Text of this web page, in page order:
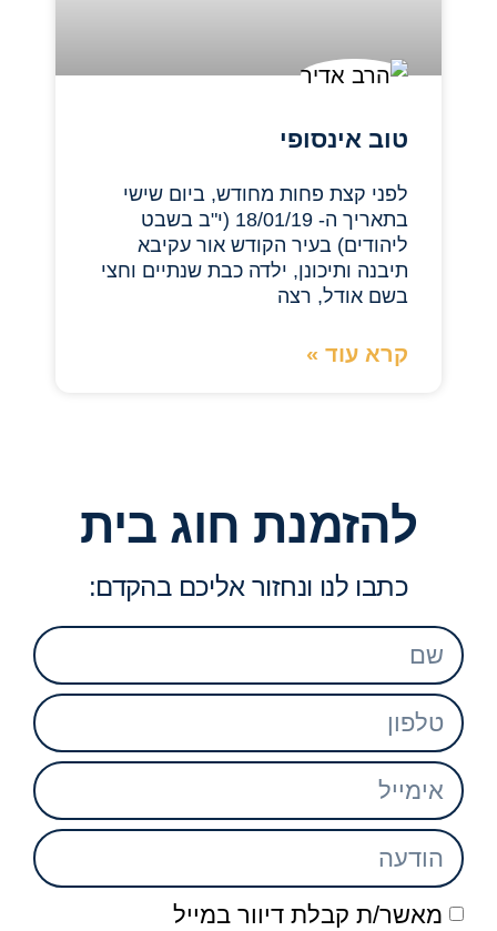
טוב אינסופי
לפני קצת פחות מחודש, ביום שישי
בתאריך ה- 18/01/19 (י"ב בשבט
ליהודים) בעיר הקודש אור עקיבא
תיבנה ותיכונן, ילדה כבת שנתיים וחצי
בשם אודל, רצה
קרא עוד »
להזמנת חוג בית
כתבו לנו ונחזור אליכם בהקדם:
מאשר/ת קבלת דיוור במייל